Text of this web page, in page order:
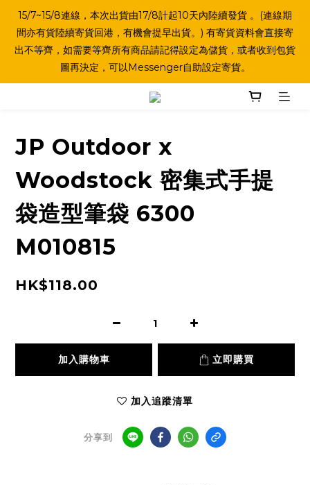
15/7~15/8連線，本次出貨由17/8計起10天內陸續發貨 。(連線期
間亦有貨陸續寄貨回港，有機會提早出貨。) 有寄貨資料會直接寄
出不等齊，如需要等齊所有商品請記得設定為儲貨，或者收到包貨
圖再決定，可以Messenger自助設定寄貨。
JP Outdoor x
Woodstock 密集式手提
袋造型筆袋 6300
M010815
HK$118.00
加入購物車 立即購買
加入追蹤清單
分享到